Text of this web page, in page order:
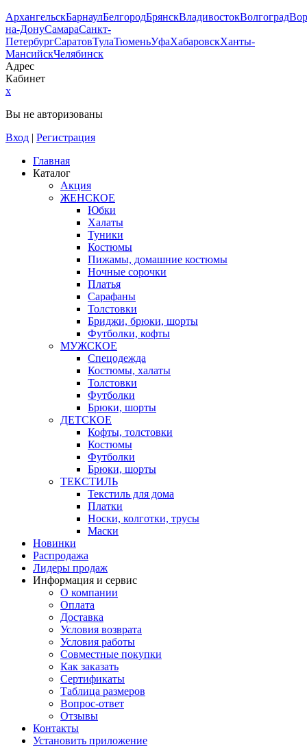
АрхангельскБарнаулБелгородБрянскВладивостокВолгоград
на-ДонуСамараСанкт-
ПетербургСаратовТулаТюменьУфаХабаровскХанты-
МансийскЧелябинск
Адрес
Кабинет
x
Вы не авторизованы
Вход | Регистрация
Главная
Каталог
Акция
ЖЕНСКОЕ
Юбки
Халаты
Туники
Костюмы
Пижамы, домашние костюмы
Ночные сорочки
Платья
Сарафаны
Толстовки
Бриджи, брюки, шорты
Футболки, кофты
МУЖСКОЕ
Спецодежда
Костюмы, халаты
Толстовки
Футболки
Брюки, шорты
ДЕТСКОЕ
Кофты, толстовки
Костюмы
Футболки
Брюки, шорты
ТЕКСТИЛЬ
Текстиль для дома
Платки
Носки, колготки, трусы
Маски
Новинки
Распродажа
Лидеры продаж
Информация и сервис
О компании
Оплата
Доставка
Условия возврата
Условия работы
Совместные покупки
Как заказать
Сертификаты
Таблица размеров
Вопрос-ответ
Отзывы
Контакты
Установить приложение